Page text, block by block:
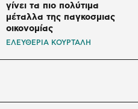
γίνει τα πιο πολύτιμα
μέταλλα της παγκοσμιας
οικονομίας
ΕΛΕΥΘΕΡΙΑ ΚΟΥΡΤΑΛΗ